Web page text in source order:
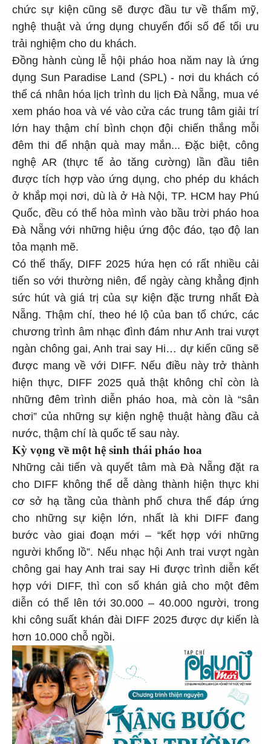
chức sự kiện cũng sẽ được đầu tư về thẩm mỹ,
nghệ thuật và ứng dụng chuyển đổi số để tối ưu
trải nghiệm cho du khách.
Đồng hành cùng lễ hội pháo hoa năm nay là ứng
dụng Sun Paradise Land (SPL) - nơi du khách có
thể cá nhân hóa lịch trình du lịch Đà Nẵng, mua vé
xem pháo hoa và vé vào cửa các trung tâm giải trí
lớn hay thậm chí bình chọn đội chiến thắng mỗi
đêm thi để nhận quà may mắn... Đặc biệt, công
nghệ AR (thực tế ảo tăng cường) lần đầu tiên
được tích hợp vào ứng dụng, cho phép du khách
ở khắp mọi nơi, dù là ở Hà Nội, TP. HCM hay Phú
Quốc, đều có thể hòa mình vào bầu trời pháo hoa
Đà Nẵng với những hiệu ứng độc đáo, tạo độ lan
tỏa mạnh mẽ.
Có thể thấy, DIFF 2025 hứa hẹn có rất nhiều cải
tiến so với thường niên, để ngày càng khẳng định
sức hút và giá trị của sự kiện đặc trưng nhất Đà
Nẵng. Thậm chí, theo hé lộ của ban tổ chức, các
chương trình âm nhạc đình đám như Anh trai vượt
ngàn chông gai, Anh trai say Hi… dự kiến cũng sẽ
được mang về với DIFF. Nếu điều này trở thành
hiện thực, DIFF 2025 quả thật không chỉ còn là
những đêm trình diễn pháo hoa, mà còn là “sân
chơi” của những sự kiện nghệ thuật hàng đầu cả
nước, thậm chí là quốc tế sau này.
Kỳ vọng về một hệ sinh thái pháo hoa
Những cải tiến và quyết tâm mà Đà Nẵng đặt ra
cho DIFF không thể dễ dàng thành hiện thực khi
cơ sở hạ tầng của thành phố chưa thể đáp ứng
cho những sự kiện lớn, nhất là khi DIFF đang
bước vào giai đoạn mới – “kết hợp với những
người khổng lồ”. Nếu nhạc hội Anh trai vượt ngàn
chông gai hay Anh trai say Hi được trình diễn kết
hợp với DIFF, thì con số khán giả cho một đêm
diễn có thể lên tới 30.000 – 40.000 người, trong
khi công suất khán đài DIFF 2025 được dự kiến là
hơn 10.000 chỗ ngồi.